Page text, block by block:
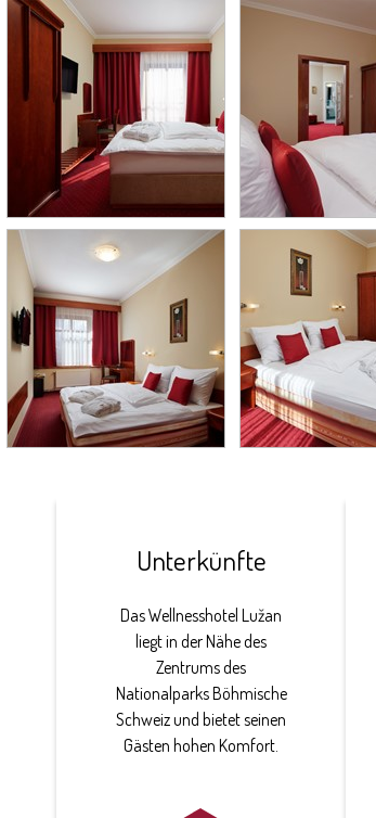
Unterkünfte
Das Wellnesshotel Lužan
liegt in der Nähe des
Zentrums des
Nationalparks Böhmische
Schweiz und bietet seinen
Gästen hohen Komfort.